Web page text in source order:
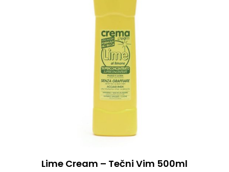
Lime Cream – Tečni Vim 500ml